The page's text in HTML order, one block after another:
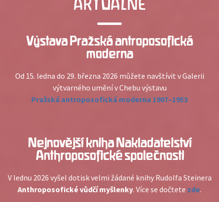
AKTUÁLNĚ
Výstava Pražská antroposofická
moderna
Od 15. ledna do 29. března 2026 můžete navštívit v Galerii
výtvarného umění v Chebu výstavu
Pražská antroposofická moderna 1907–1953
Nejnovější kniha Nakladatelství
Anthroposofické společnosti
V lednu 2026 vyšel dotisk velmi žádané knihy Rudolfa Steinera
Anthroposofické vůdčí myšlenky. Více se dočtete zde.